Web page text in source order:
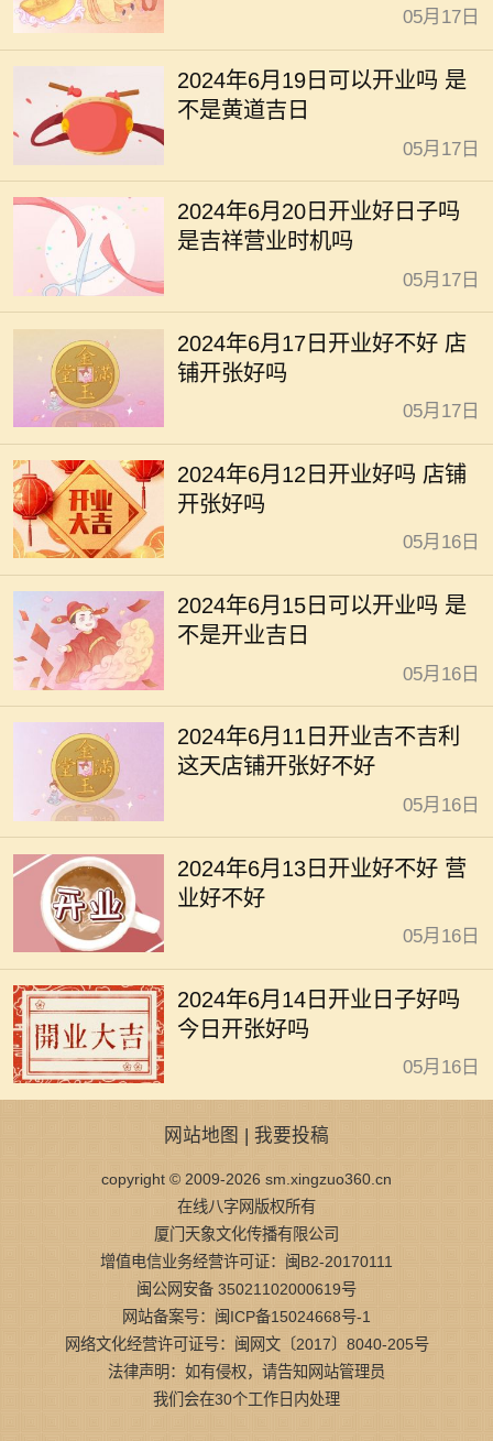
05月17日
2024年6月19日可以开业吗 是
不是黄道吉日
05月17日
2024年6月20日开业好日子吗
是吉祥营业时机吗
05月17日
2024年6月17日开业好不好 店
铺开张好吗
05月17日
2024年6月12日开业好吗 店铺
开张好吗
05月16日
2024年6月15日可以开业吗 是
不是开业吉日
05月16日
2024年6月11日开业吉不吉利
这天店铺开张好不好
05月16日
2024年6月13日开业好不好 营
业好不好
05月16日
2024年6月14日开业日子好吗
今日开张好吗
05月16日
网站地图 | 我要投稿
copyright © 2009-2026 sm.xingzuo360.cn
在线八字网版权所有
厦门天象文化传播有限公司
增值电信业务经营许可证：闽B2-20170111
闽公网安备 35021102000619号
网站备案号：闽ICP备15024668号-1
网络文化经营许可证号：闽网文〔2017〕8040-205号
法律声明：如有侵权，请告知网站管理员
我们会在30个工作日内处理